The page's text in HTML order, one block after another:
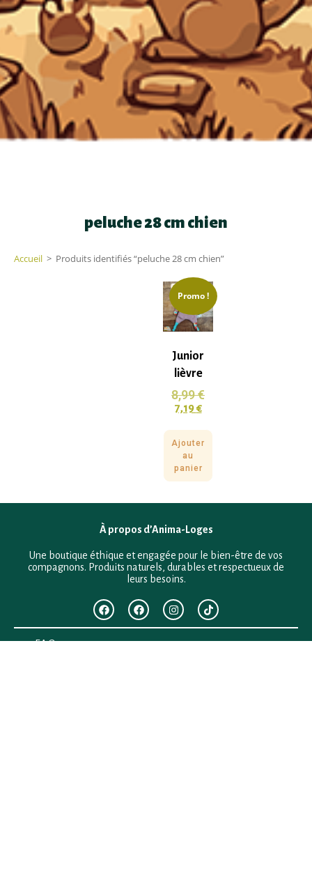
peluche 28 cm chien
Accueil > Produits identifiés “peluche 28 cm chien”
Promo !
Junior
lièvre
8,99€
7,19€
Ajouter
au
panier
À propos d’Anima-Loges
Une boutique éthique et engagée pour le bien-être de vos
compagnons. Produits naturels, durables et respectueux de
leurs besoins.
F.A.Q